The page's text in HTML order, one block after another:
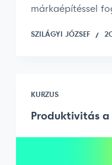
márkaépítéssel
SZILÁGYI JÓZSEF
KURZUS
Produktivitás